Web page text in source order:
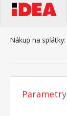
Nákup na splátky:
Parametry